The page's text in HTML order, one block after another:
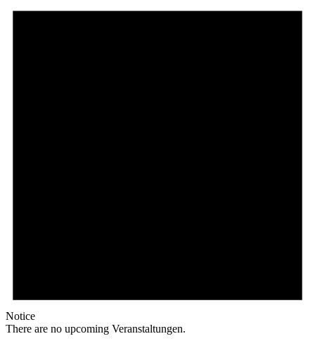
Notice
There are no upcoming Veranstaltungen.